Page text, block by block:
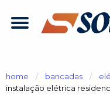
home bancadas
atual:
instalação elétrica